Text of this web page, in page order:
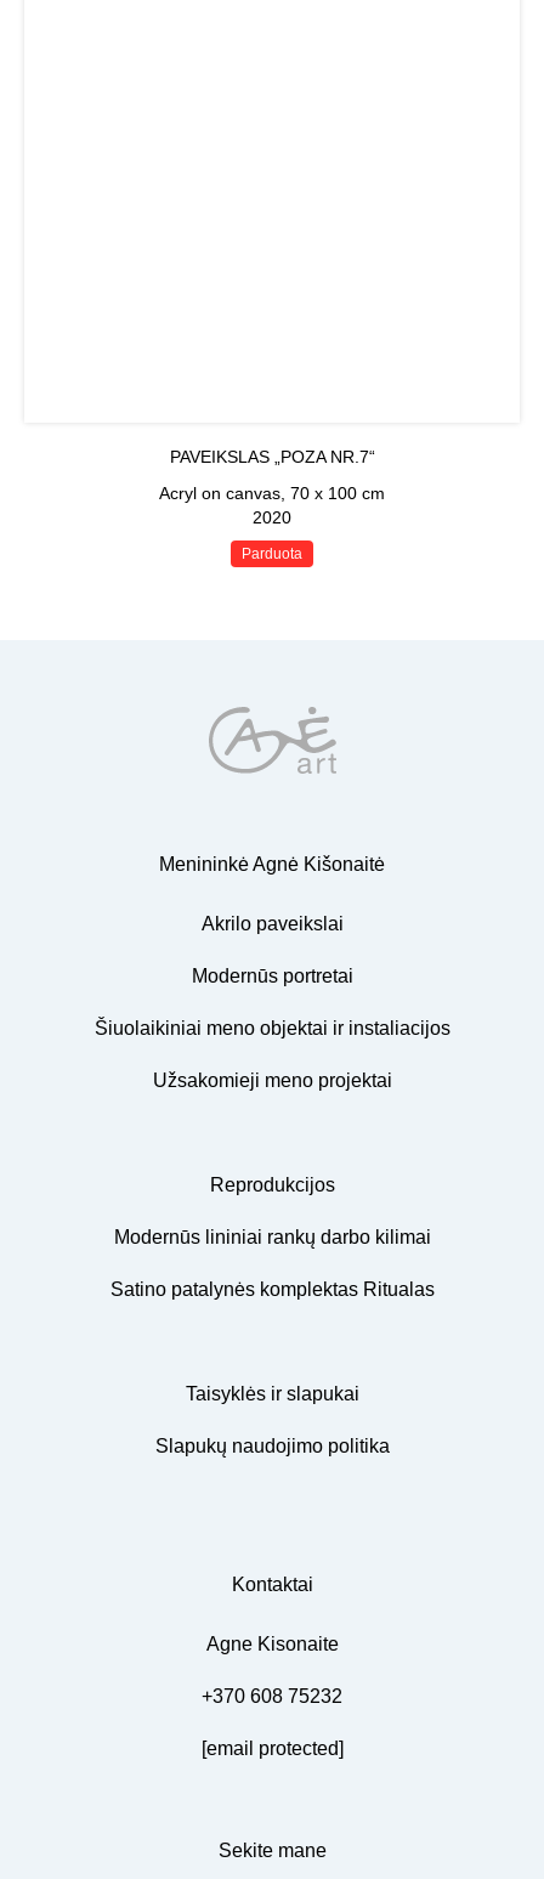
PAVEIKSLAS „POZA NR.7“
Acryl on canvas, 70 x 100 cm
2020
Parduota
Menininkė Agnė Kišonaitė
Akrilo paveikslai
Modernūs portretai
Šiuolaikiniai meno objektai ir instaliacijos
Užsakomieji meno projektai
Reprodukcijos
Modernūs lininiai rankų darbo kilimai
Satino patalynės komplektas Ritualas
Taisyklės ir slapukai
Slapukų naudojimo politika
Kontaktai
Agne Kisonaite
+370 608 75232
[email protected]
Sekite mane